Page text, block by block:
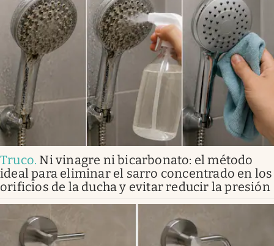
Truco. Ni vinagre ni bicarbonato: el método
ideal para eliminar el sarro concentrado en los
orificios de la ducha y evitar reducir la presión